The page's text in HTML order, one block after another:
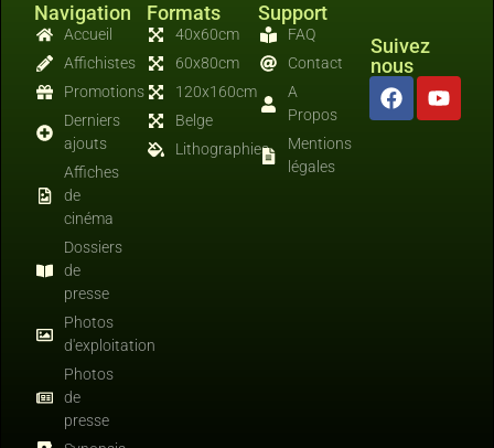
Navigation
Accueil
Affichistes
Promotions
Derniers
ajouts
Affiches
de
cinéma
Dossiers
de
presse
Photos
d'exploitation
Photos
de
presse
Formats
40x60cm
60x80cm
120x160cm
Belge
Lithographies
Support
FAQ
Contact
A
Propos
Mentions
légales
Suivez
nous